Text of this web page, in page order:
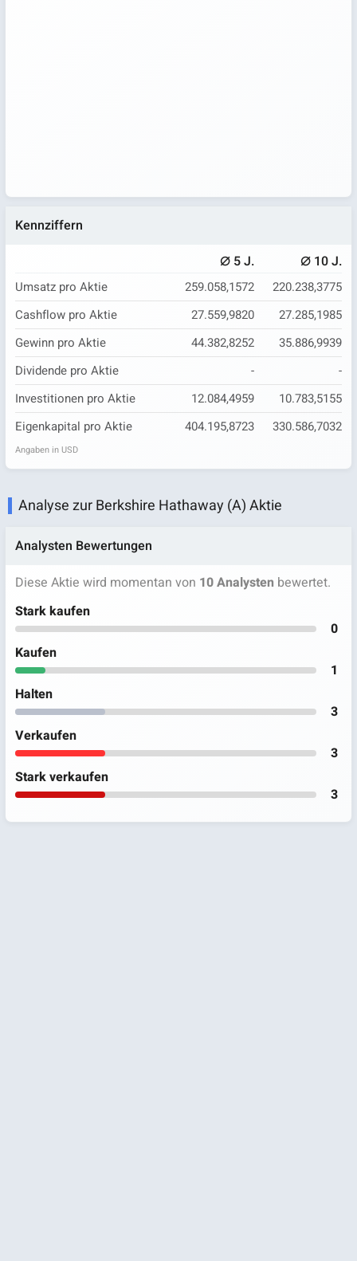
Kennziffern
⌀ 5 J. ⌀ 10 J.
Umsatz pro Aktie 259.058,1572
220.238,3775
Cashflow pro Aktie
27.559,9820
27.285,1985
Gewinn pro Aktie
44.382,8252
35.886,9939
Dividende pro Aktie
-
-
Investitionen pro Aktie
12.084,4959
10.783,5155
Eigenkapital pro Aktie
404.195,8723 330.586,7032
Angaben in USD
Analyse zur Berkshire Hathaway (A) Aktie
Analysten Bewertungen
Diese Aktie wird momentan von 10 Analysten bewertet.
Stark kaufen
0
Kaufen
1
Halten
3
Verkaufen
3
Stark verkaufen
3